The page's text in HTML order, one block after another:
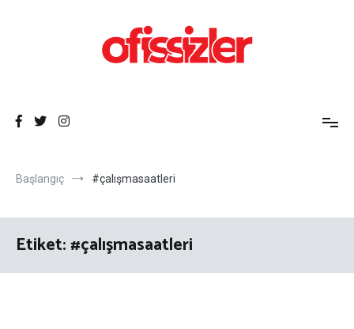
Başlangıç #çalışmasaatleri
Etiket:#çalışmasaatleri